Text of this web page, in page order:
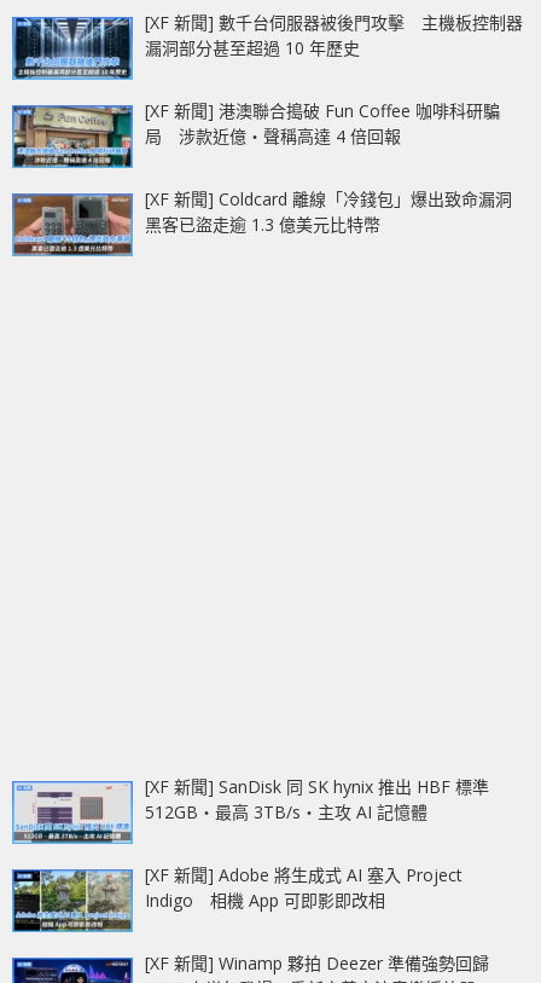
[XF 新聞] 數千台伺服器被後門攻擊 主機板控制器
漏洞部分甚至超過 10 年歷史
[XF 新聞] 港澳聯合搗破 Fun Coffee 咖啡科研騙
局 涉款近億‧聲稱高達 4 倍回報
[XF 新聞] Coldcard 離線「冷錢包」爆出致命漏洞
黑客已盜走逾 1.3 億美元比特幣
[XF 新聞] SanDisk 同 SK hynix 推出 HBF 標準
512GB‧最高 3TB/s‧主攻 AI 記憶體
[XF 新聞] Adobe 將生成式 AI 塞入 Project
Indigo 相機 App 可即影即改相
[XF 新聞] Winamp 夥拍 Deezer 準備強勢回歸